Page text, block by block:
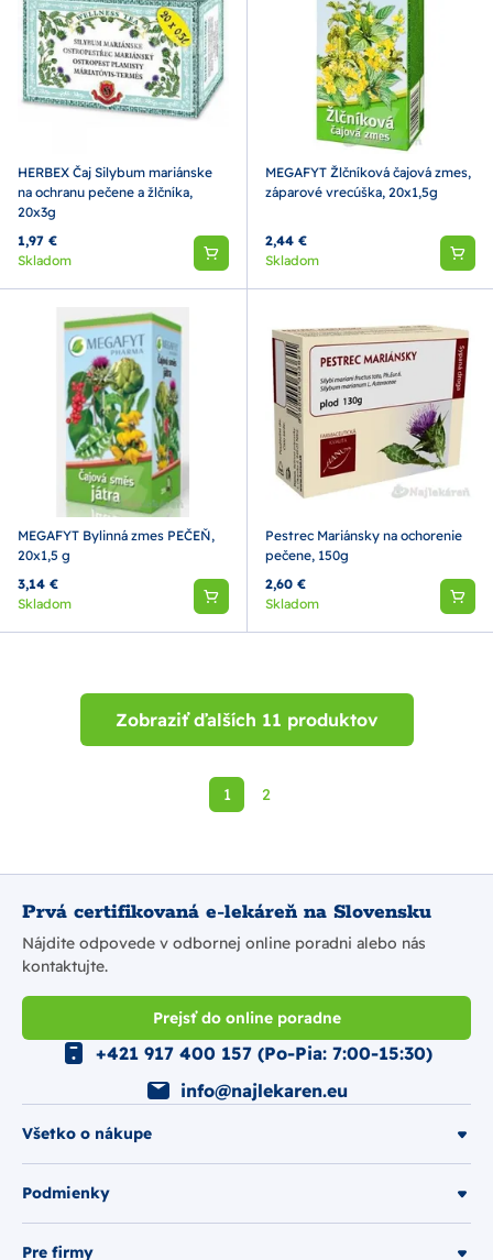
HERBEX Čaj Silybum mariánske
na ochranu pečene a žlčníka,
20x3g
1,97 €
Skladom
MEGAFYT Žlčníková čajová zmes,
záparové vrecúška, 20x1,5g
2,44 €
Skladom
MEGAFYT Bylinná zmes PEČEŇ,
20x1,5 g
3,14 €
Skladom
Pestrec Mariánsky na ochorenie
pečene, 150g
2,60 €
Skladom
Zobraziť ďalších 11 produktov
1 2
Prvá certifikovaná e-lekáreň na Slovensku
Nájdite odpovede v odbornej online poradni alebo nás
kontaktujte.
Prejsť do online poradne
Všetko o nákupe
Podmienky
Pre firmy
+421 917 400 157 (Po-Pia: 7:00-15:30)
info@najlekaren.eu